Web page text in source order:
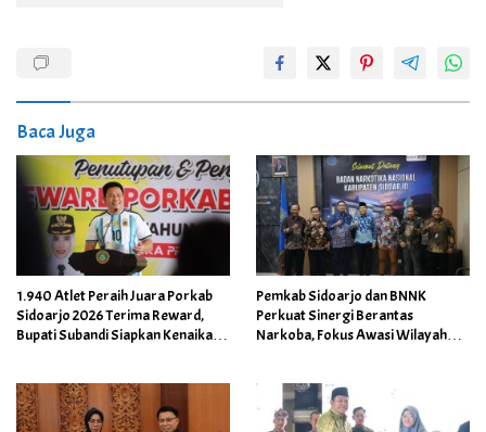
Baca Juga
1.940 Atlet Peraih Juara Porkab
Sidoarjo 2026 Terima Reward,
Bupati Subandi Siapkan Kenaikan
Pemkab Sidoarjo dan BNNK
Perkuat Sinergi Berantas
Narkoba, Fokus Awasi Wilayah